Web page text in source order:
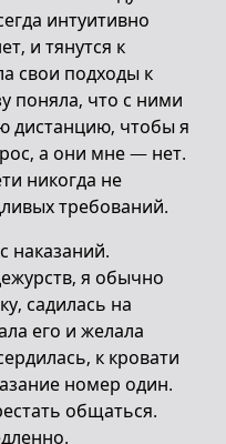
интуитивно
и тянутся к
свои подходы к
поняла, что с ними
дистанцию, чтобы я
а они мне — нет.
никогда не
требований.
наказаний.
я обычно
садилась на
его и желала
к кровати
номер один.
общаться.